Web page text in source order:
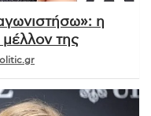
η
της